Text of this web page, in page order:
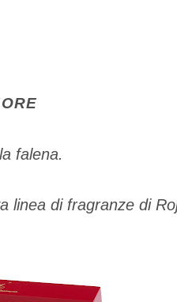
falena.
linea di fragranze di